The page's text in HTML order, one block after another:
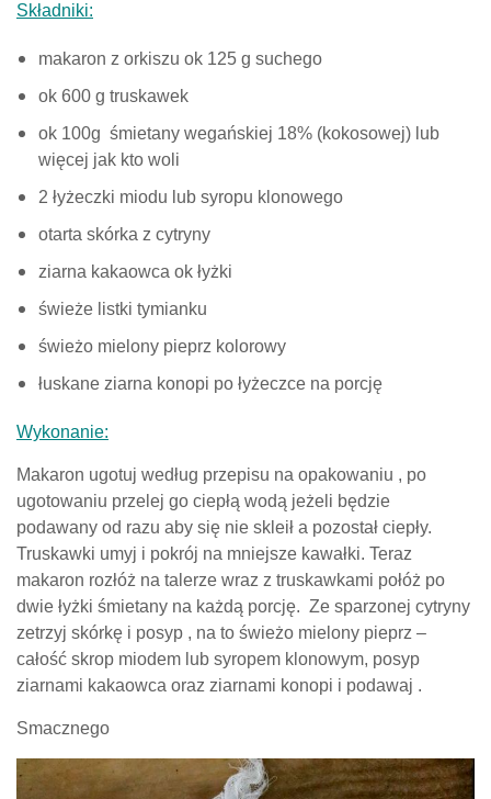
Składniki:
makaron z orkiszu ok 125 g suchego
ok 600 g truskawek
ok 100g śmietany wegańskiej 18% (kokosowej) lub
więcej jak kto woli
2 łyżeczki miodu lub syropu klonowego
otarta skórka z cytryny
ziarna kakaowca ok łyżki
świeże listki tymianku
świeżo mielony pieprz kolorowy
łuskane ziarna konopi po łyżeczce na porcję
Wykonanie:
Makaron ugotuj według przepisu na opakowaniu , po
ugotowaniu przelej go ciepłą wodą jeżeli będzie
podawany od razu aby się nie skleił a pozostał ciepły.
Truskawki umyj i pokrój na mniejsze kawałki. Teraz
makaron rozłóż na talerze wraz z truskawkami połóż po
dwie łyżki śmietany na każdą porcję. Ze sparzonej cytryny
zetrzyj skórkę i posyp , na to świeżo mielony pieprz –
całość skrop miodem lub syropem klonowym, posyp
ziarnami kakaowca oraz ziarnami konopi i podawaj .
Smacznego